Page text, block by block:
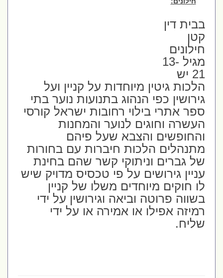
בבית דין
קטן
חילונים
מגיל 13-
21 יש
הלכות גיטין מיוחדות על קניין ועל
גירושין כפי הנהוג בתנועות נוער בתי
ספר אתרי בילוי רחובות ישראל קורסי
העשרה וחוגים לנוער והמחנות
והחופשים והצבא שעל פיהם
מתנהלים הלכות חיברות עם בחורות
של גברים וניתוקי קשר שהם בחינת
עניין גירושים על פי טכסיס מדויק שיש
לו חוקים מיוחדים משלו של קניין
בשווה פרוטה וביאה וגירושין על ידי
רמיזה אפילו או אמירה או על ידי
שליח.